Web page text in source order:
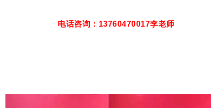
电话咨询：13760470017李老师